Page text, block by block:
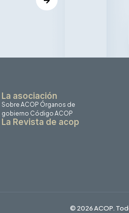
La asociación
Sobre ACOP Órganos de
gobierno Código ACOP
La Revista de acop
© 2026 ACOP.